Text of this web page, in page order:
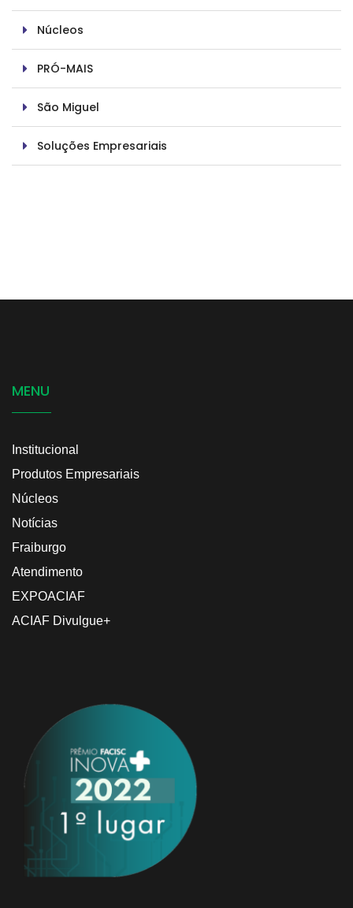
Núcleos
PRÓ-MAIS
São Miguel
Soluções Empresariais
MENU
Institucional
Produtos Empresariais
Núcleos
Notícias
Fraiburgo
Atendimento
EXPOACIAF
ACIAF Divulgue+